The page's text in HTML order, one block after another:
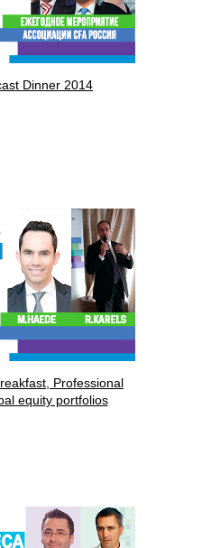
Dinner 2014
Professional
equity portfolios